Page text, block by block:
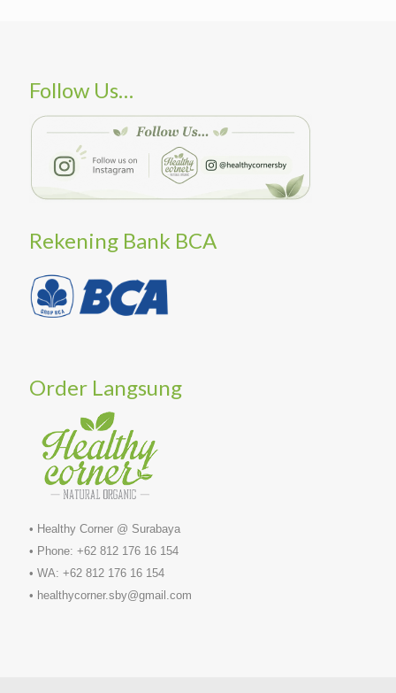
Follow Us…
Rekening Bank BCA
Order Langsung
• Healthy Corner @ Surabaya
• Phone: +62 812 176 16 154
• WA: +62 812 176 16 154
• healthycorner.sby@gmail.com